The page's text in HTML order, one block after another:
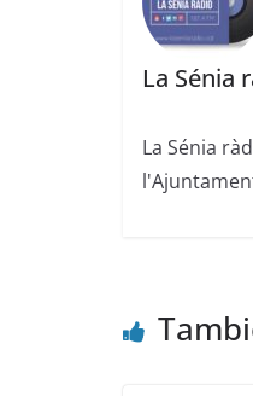
La Sénia
La Sénia